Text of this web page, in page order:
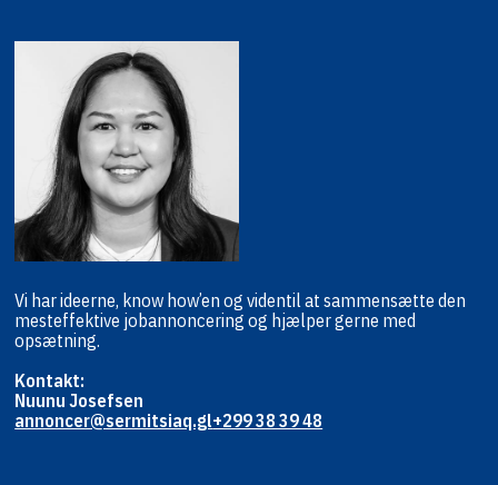
Vi har ideerne, know how’en og videntil at sammensætte den
mesteffektive jobannoncering og hjælpergerne med
opsætning.
Kontakt:
Nuunu Josefsen
annoncer@sermitsiaq.gl+299 38 39 48